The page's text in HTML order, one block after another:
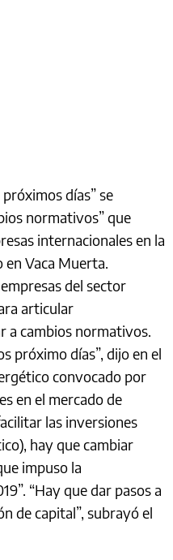
días” se
normativos” que
internacionales en la
Vaca Muerta.
del sector
articular
a cambios normativos.
próximo días”, dijo en el
convocado por
en el mercado de
las inversiones
hay que cambiar
impuso la
“Hay que dar pasos a
de capital”, subrayó el